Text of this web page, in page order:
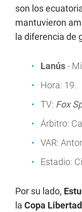
son los
mantuvieron
la diferencia de
Lanús-
Hora: 19.
TV: Fox
Árbitro:
VAR:
Estadio:
Por su lado,
la Copa